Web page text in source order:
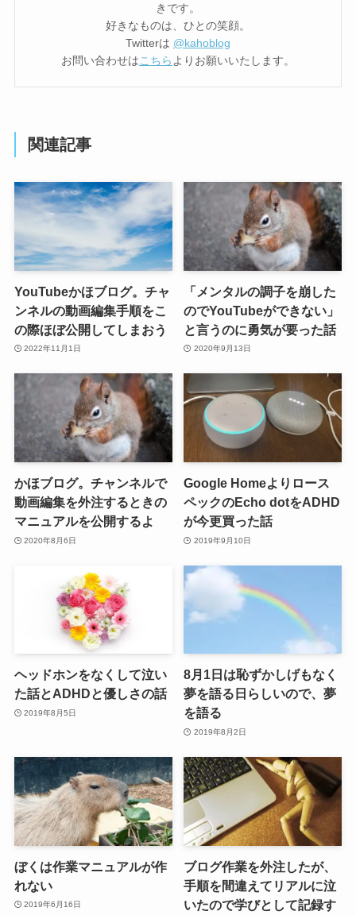
きです。
好きなものは、ひとの笑顔。
Twitterは @kahoblog
お問い合わせはこちら よりお願いいたします。
関連記事
YouTubeかほブログ。チャ
ンネルの動画編集手順をこ
の際ほぼ公開してしまおう
2022年11月1日
「メンタルの調子を崩した
のでYouTubeができない」
と言うのに勇気が要った話
2020年9月13日
かほブログ。チャンネルで
動画編集を外注するときの
マニュアルを公開するよ
2020年8月6日
Google Homeよりロース
ペックのEcho dotをADHD
が今更買った話
2019年9月10日
ヘッドホンをなくして泣い
た話とADHDと優しさの話
2019年8月5日
8月1日は恥ずかしげもなく
夢を語る日らしいので、夢
を語る
2019年8月2日
ぼくは作業マニュアルが作
れない
2019年6月16日
ブログ作業を外注したが、
手順を間違えてリアルに泣
いたので学びとして記録す